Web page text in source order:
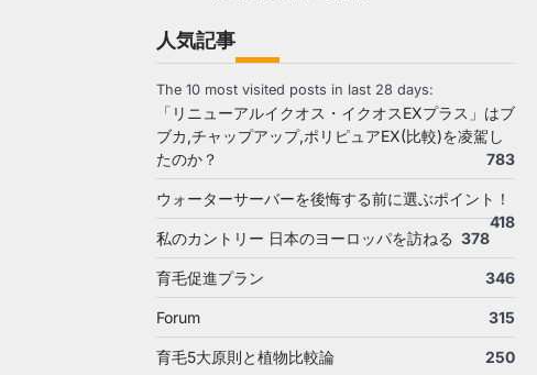
人気記事
The 10 most visited posts in last 28 days:
「リニューアルイクオス・イクオスEXプラス」はブ
ブカ,チャップアップ,ポリピュアEX(比較)を凌駕し
たのか？
783
ウォーターサーバーを後悔する前に選ぶポイント！
418
私のカントリー 日本のヨーロッパを訪ねる 378
育毛促進プラン 346
Forum 315
育毛5大原則と植物比較論 250